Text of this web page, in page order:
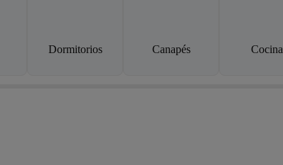
Dormitorios Canapés Cocina